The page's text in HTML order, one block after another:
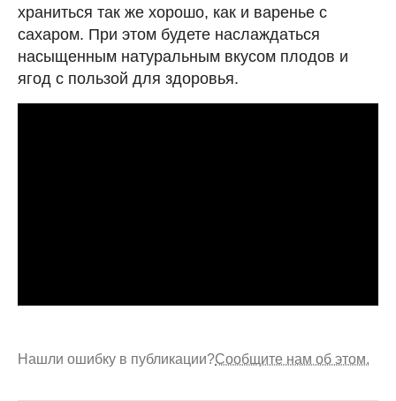
храниться так же хорошо, как и варенье с
сахаром. При этом будете наслаждаться
насыщенным натуральным вкусом плодов и
ягод с пользой для здоровья.
Нашли ошибку в публикации?Сообщите нам об этом.